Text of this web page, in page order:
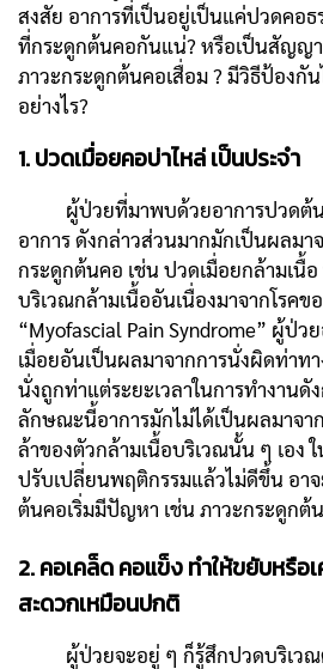
สงสัย อาการที่เป็นอยู่เป็นแค่ปวดคอธ
ที่กระดูกต้นคอกันแน่? หรือเป็นสัญญ
ภาวะกระดูกต้นคอเสื่อม ? มีวิธีป้องกัน
อย่างไร?
1. ปวดเมื่อยคอบ่าไหล่ เป็นประจำ
ผู้ป่วยที่มาพบด้วยอาการปวดต้น
อาการ ดังกล่าวส่วนมากมักเป็นผลมา
กระดูกต้นคอ เช่น ปวดเมื่อยกล้ามเนื้
บริเวณกล้ามเนื้ออันเนื่องมาจากโรคข
“Myofascial Pain Syndrome” ผู้ป่ว
เมื่อยอันเป็นผลมาจากการนั่งผิดท่าท
นั่งถูกท่าแต่ระยะเวลาในการทำงานดั
ลักษณะนี้อาการมักไม่ได้เป็นผลมาจา
ล้าของตัวกล้ามเนื้อบริเวณนั้น ๆ เอง
ปรับเปลี่ยนพฤติกรรมแล้วไม่ดีขึ้น อา
ต้นคอเริ่มมีปัญหา เช่น ภาวะกระดูกต้
2. คอเคล็ด คอแข็ง ทำให้ขยับหรือ
สะดวกเหมือนปกติ
ผู้ป่วยจะอยู่ ๆ ก็รู้สึกปวดบริเวณ